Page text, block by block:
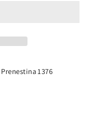
1376